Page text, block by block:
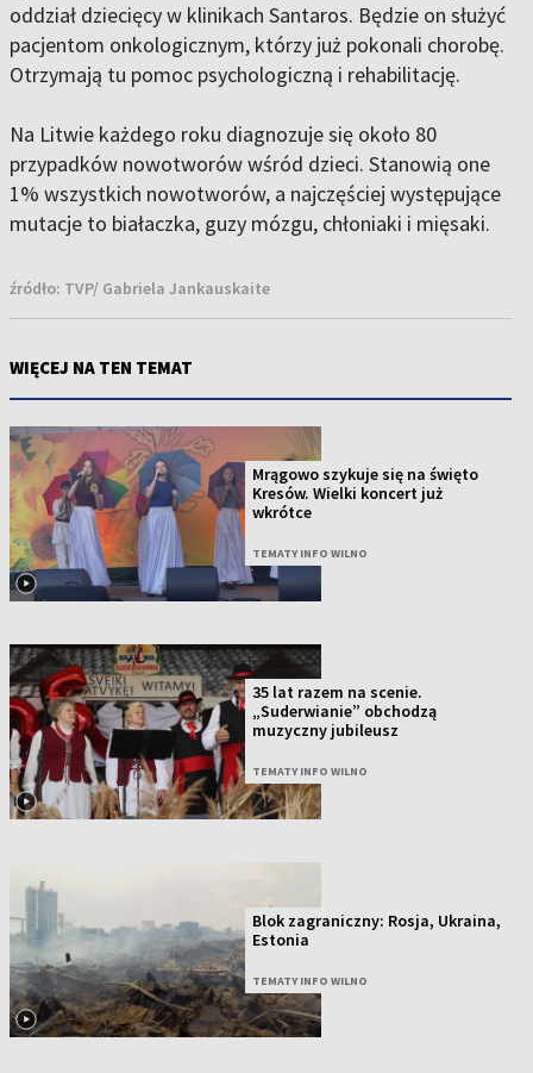
oddział dziecięcy w klinikach Santaros. Będzie on służyć
pacjentom onkologicznym, którzy już pokonali chorobę.
Otrzymają tu pomoc psychologiczną i rehabilitację.
Na Litwie każdego roku diagnozuje się około 80
przypadków nowotworów wśród dzieci. Stanowią one
1% wszystkich nowotworów, a najczęściej występujące
mutacje to białaczka, guzy mózgu, chłoniaki i mięsaki.
źródło: TVP/ Gabriela Jankauskaite
WIĘCEJ NA TEN TEMAT
Mrągowo szykuje się na święto
Kresów. Wielki koncert już
wkrótce
TEMATY INFO WILNO
35 lat razem na scenie.
„Suderwianie” obchodzą
muzyczny jubileusz
TEMATY INFO WILNO
Blok zagraniczny: Rosja, Ukraina,
Estonia
TEMATY INFO WILNO